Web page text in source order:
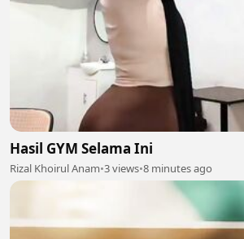
Hasil GYM Selama Ini
Rizal Khoirul Anam•3 views•8 minutes ago